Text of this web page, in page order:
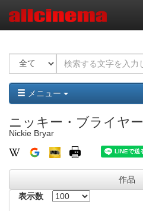
メニュー
ニッキー・ブライヤー
Nickie Bryar
作品
表示数